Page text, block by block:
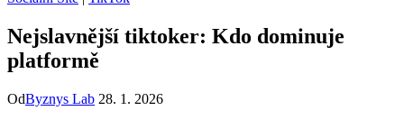
Nejslavnější tiktoker: Kdo dominuje
platformě
OdByznys Lab 28. 1. 2026